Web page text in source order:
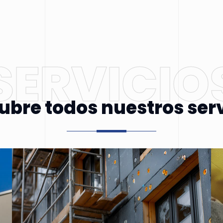
todos nuestros